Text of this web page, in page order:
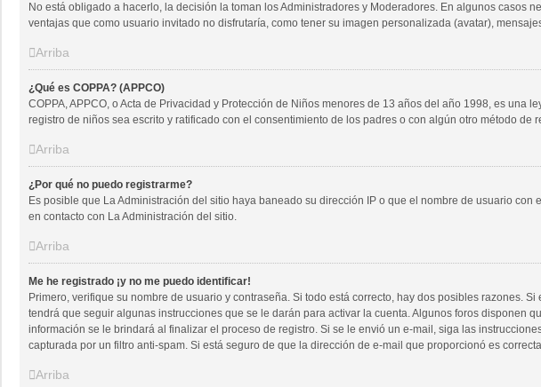
No está obligado a hacerlo, la decisión la toman los Administradores y Moderadores. En algunos
ventajas que como usuario invitado no disfrutaría, como tener su imagen personalizada (avatar),
Arriba
¿Qué es COPPA? (APPCO)
COPPA, APPCO, o Acta de Privacidad y Protección de Niños menores de 13 años del año 1998, es
registro de niños sea escrito y ratificado con el consentimiento de los padres o con algún otro método
Arriba
¿Por qué no puedo registrarme?
Es posible que La Administración del sitio haya baneado su dirección IP o que el nombre de usuario
en contacto con La Administración del sitio.
Arriba
Me he registrado ¡y no me puedo identificar!
Primero, verifique su nombre de usuario y contraseña. Si todo está correcto, hay dos posibles razones.
tendrá que seguir algunas instrucciones que se le darán para activar la cuenta. Algunos foros disponen
información se le brindará al finalizar el proceso de registro. Si se le envió un e-mail, siga las
capturada por un filtro anti-spam. Si está seguro de que la dirección de e-mail que proporcionó es
Arriba